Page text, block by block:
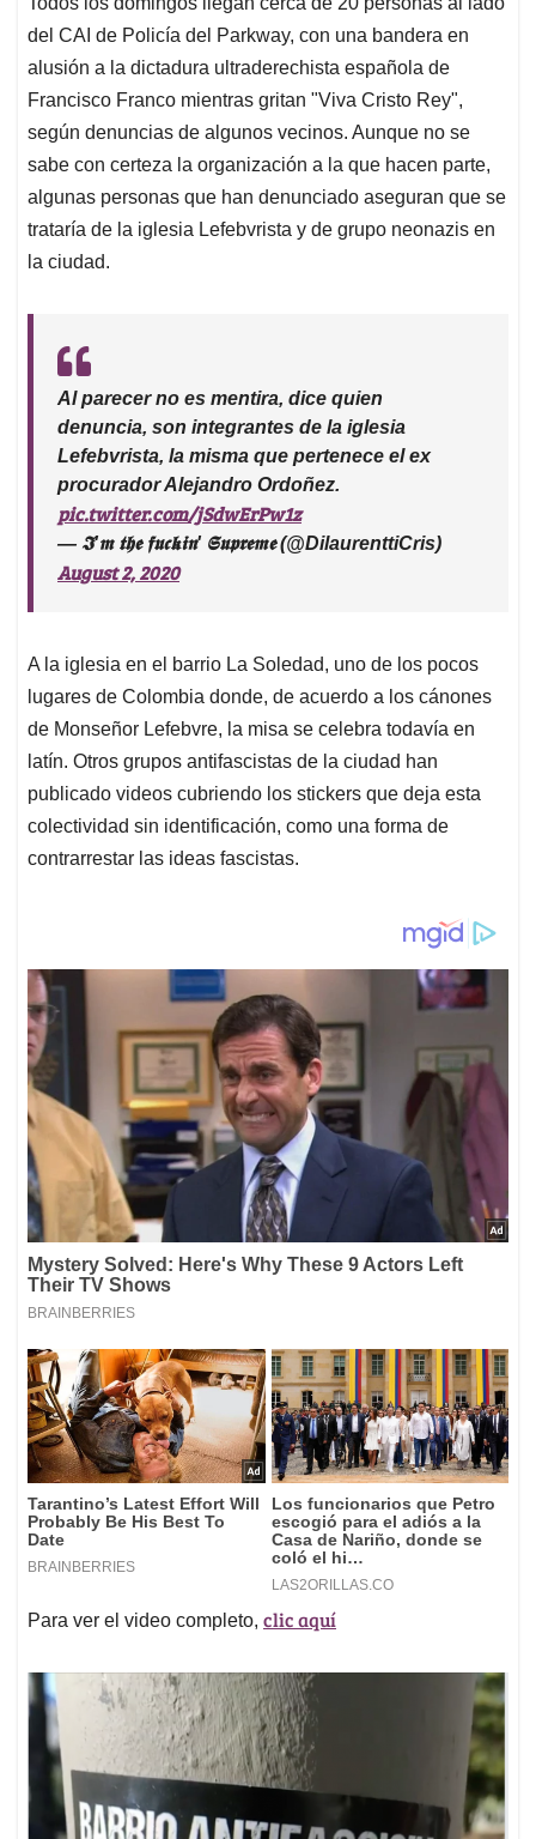
s
A
p
p
b
o
o
k
e
d
I
n
l
a
d
s
del CAI de Policía del Parkway, con una bandera en
alusión a la dictadura ultraderechista española de
Francisco Franco mientras gritan "Viva Cristo Rey",
según denuncias de algunos vecinos. Aunque no se
sabe con certeza la organización a la que hacen parte,
algunas personas que han denunciado aseguran que se
trataría de la iglesia Lefebvrista y de grupo neonazis en
la ciudad.
Al parecer no es mentira, dice quien
denuncia, son integrantes de la iglesia
Lefebvrista, la misma que pertenece el ex
procurador Alejandro Ordoñez.
pic.twitter.com/jSdwErPw1z
— 𝕴'𝖒 𝖙𝖍𝖊 𝖋𝖚𝖈𝖐𝖎𝖓' 𝕾𝖚𝖕𝖗𝖊𝖒𝖊 (@DilaurenttiCris)
August 2, 2020
A la iglesia en el barrio La Soledad, uno de los pocos
lugares de Colombia donde, de acuerdo a los cánones
de Monseñor Lefebvre, la misa se celebra todavía en
latín. Otros grupos antifascistas de la ciudad han
publicado videos cubriendo los stickers que deja esta
colectividad sin identificación, como una forma de
contrarrestar las ideas fascistas.
Para ver el video completo, clic aquí